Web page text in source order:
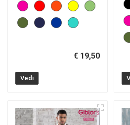
€ 19,50
Vedi